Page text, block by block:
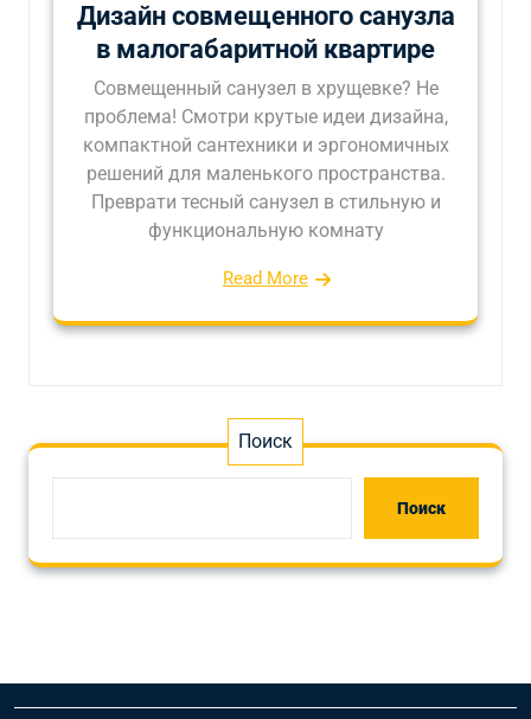
Дизайн совмещенного санузла
в малогабаритной квартире
Совмещенный санузел в хрущевке? Не
проблема! Смотри крутые идеи дизайна,
компактной сантехники и эргономичных
решений для маленького пространства.
Преврати тесный санузел в стильную и
функциональную комнату
Read More
Поиск
Поиск